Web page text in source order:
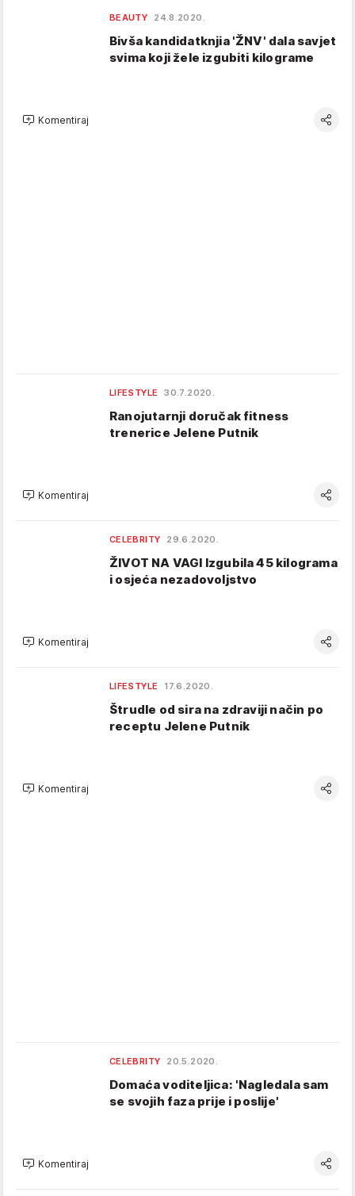
BEAUTY 24.8.2020.
Bivša kandidatknjia 'ŽNV' dala savjet
svima koji žele izgubiti kilograme
Komentiraj
LIFESTYLE 30.7.2020.
Ranojutarnji doručak fitness
trenerice Jelene Putnik
Komentiraj
CELEBRITY 29.6.2020.
ŽIVOT NA VAGI Izgubila 45 kilograma
i osjeća nezadovoljstvo
Komentiraj
LIFESTYLE 17.6.2020.
Štrudle od sira na zdraviji način po
receptu Jelene Putnik
Komentiraj
CELEBRITY 20.5.2020.
Domaća voditeljica: 'Nagledala sam
se svojih faza prije i poslije'
Komentiraj